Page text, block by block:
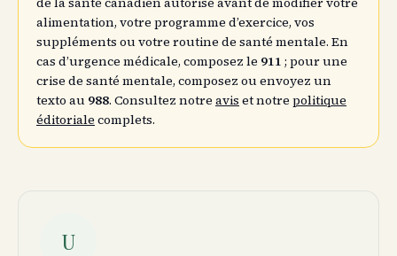
alimentation, votre programme d’exercice, vos
suppléments ou votre routine de santé mentale. En
cas d’urgence médicale, composez le 911 ; pour une
crise de santé mentale, composez ou envoyez un
texto au 988. Consultez notre avis et notre politique
éditoriale complets.
U